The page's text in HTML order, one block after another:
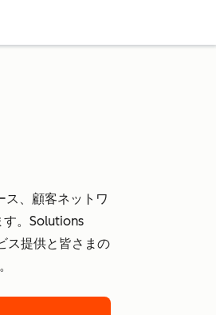
、顧客ネットワ
す。Solutions
ス提供と皆さまの